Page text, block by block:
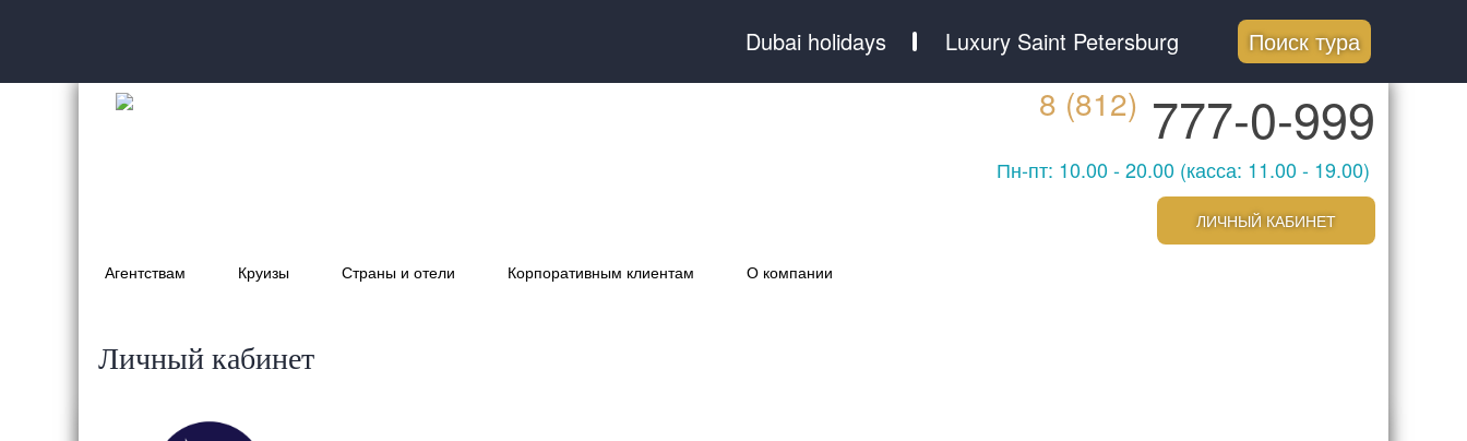
Dubai holidays Luxury Saint Petersburg Поиск тура
8 (812) 777-0-999
Пн-пт: 10.00 - 20.00 (касса: 11.00 - 19.00)
ЛИЧНЫЙ КАБИНЕТ
Агентствам Круизы Страны и отели Корпоративным клиентам О компании
Личный кабинет